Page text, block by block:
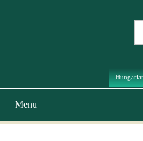
Main
navigation
Menu